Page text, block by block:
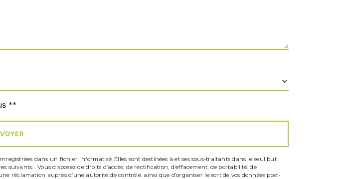
**
dans un fichier informatisé. Elles sont destinées à et ses sous-traitants dans le seul but
. Vous disposez de droits d’accès, de rectification, d’effacement, de portabilité, de
réclamation auprès d’une autorité de contrôle, ainsi que d’organiser le sort de vos données post-